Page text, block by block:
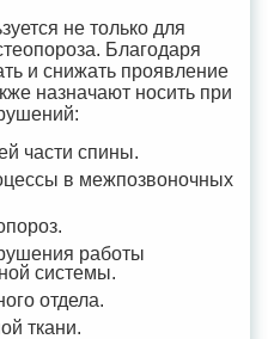
не только для
Благодаря
и снижать проявление
назначают носить при
части спины.
в межпозвоночных
работы
системы.
отдела.
ткани.